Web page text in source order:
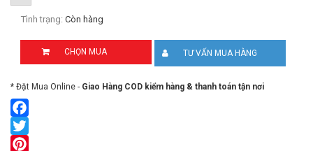
Tình trạng: Còn hàng
CHỌN MUA TƯ VẤN MUA HÀNG
* Đặt Mua Online - Giao Hàng COD kiểm hàng & thanh toán tận nơi
Facebook
Twitter